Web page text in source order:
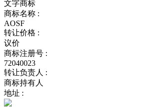
文字商标
商标名称 :
AOSF
转让价格 :
议价
商标注册号 :
72040023
转让负责人 :
商标持有人
地址 :